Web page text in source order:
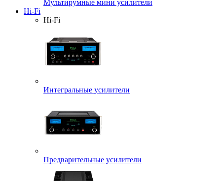
Мультирумные мини усилители
Hi-Fi
Hi-Fi
Интегральные усилители
Предварительные усилители